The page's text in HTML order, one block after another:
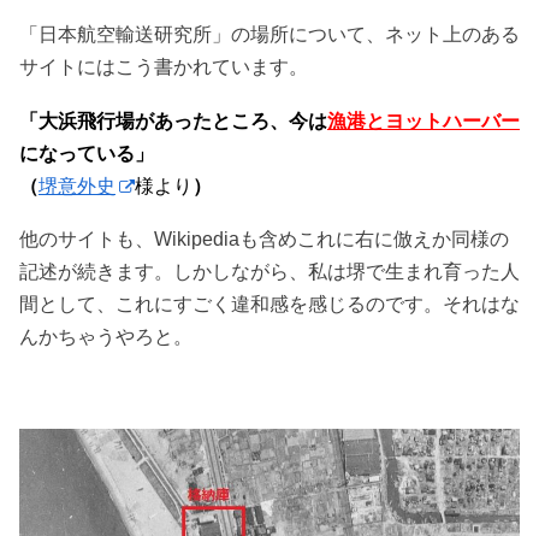
「日本航空輸送研究所」の場所について、ネット上のある
サイトにはこう書かれています。
「大浜飛行場があったところ、今は漁港とヨットハーバー
になっている」
（堺意外史 様より ）
他のサイトも、Wikipediaも含めこれに右に倣えか同様の
記述が続きます。しかしながら、私は堺で生まれ育った人
間として、これにすごく違和感を感じるのです。それはな
んかちゃうやろと。